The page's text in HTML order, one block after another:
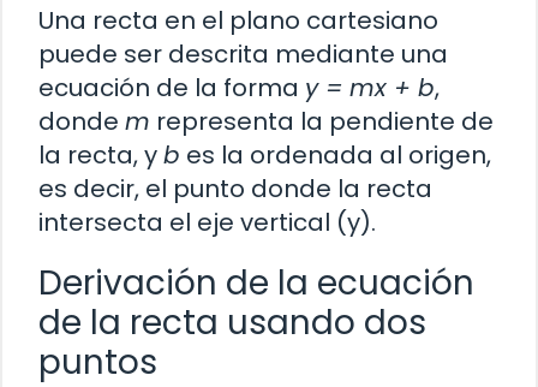
Una recta en el plano cartesiano
puede ser descrita mediante una
ecuación de la forma y = mx + b,
donde m representa la pendiente de
la recta, yb es la ordenada al origen,
es decir, el punto donde la recta
intersecta el eje vertical (y).
Derivación de la ecuación
de la recta usando dos
puntos